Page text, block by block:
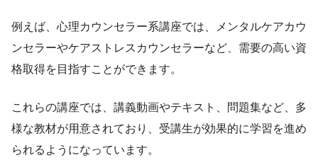
例えば、心理カウンセラー系講座では、メンタルケアカウ
ンセラーやケアストレスカウンセラーなど、需要の高い資
格取得を目指すことができます。
これらの講座では、講義動画やテキスト、問題集など、多
様な教材が用意されており、受講生が効果的に学習を進め
られるようになっています。